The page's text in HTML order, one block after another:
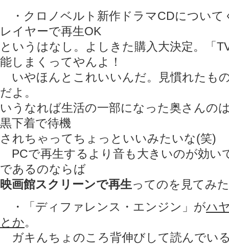
・クロノベルト新作ドラマCDについて
レイヤーで再生OK
というはなし。よしきた購入大決定。「
能しまくってやんよ！
いやほんとこれいいんだ。見慣れたも
だよ。
いうなれば生活の一部になった奥さんの
黒下着で待機
されちゃってちょっといいみたいな(笑)
PCで再生するより音も大きいのが効い
であるのならば
映画館スクリーンで再生ってのを見てみ
・「ディファレンス・エンジン」がハ
とか。
ガキんちょのころ背伸びして読んでい